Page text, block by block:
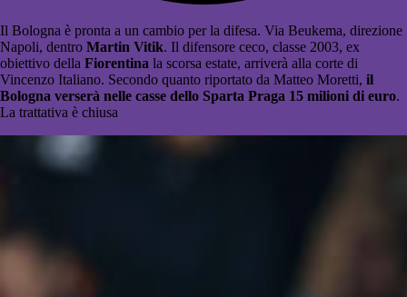
Il Bologna è pronta a un cambio per la difesa. Via Beukema, direzione
Napoli, dentro Martin Vitik. Il difensore ceco, classe 2003, ex
obiettivo della Fiorentina la scorsa estate, arriverà alla corte di
Vincenzo Italiano. Secondo quanto riportato da Matteo Moretti, il
Bologna verserà nelle casse dello Sparta Praga 15 milioni di euro.
La trattativa è chiusa